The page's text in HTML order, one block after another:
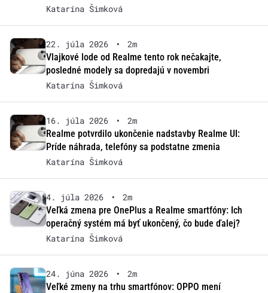
Katarína Šimková
22. júla 2026 •
2m
Vlajkové lode od Realme tento rok nečakajte,
posledné modely sa dopredajú v novembri
Katarína Šimková
16. júla 2026 •
2m
Realme potvrdilo ukončenie nadstavby Realme UI:
Príde náhrada, telefóny sa podstatne zmenia
Katarína Šimková
4. júla 2026 •
2m
Veľká zmena pre OnePlus a Realme smartfóny: Ich
operačný systém má byť ukončený, čo bude ďalej?
Katarína Šimková
24. júna 2026 •
2m
Veľké zmeny na trhu smartfónov: OPPO mení